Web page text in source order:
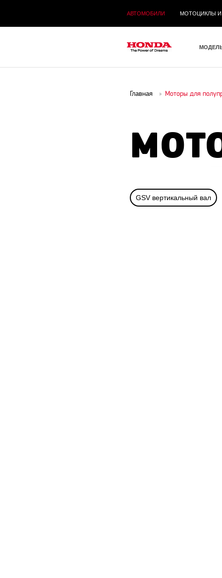
АВТОМОБИЛИ МОТОЦИКЛЫ И
Главная Моторы для
GSV вертикальный вал